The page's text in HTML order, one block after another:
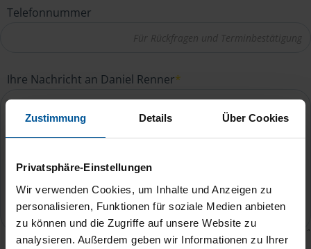
Zustimmung Details Über Cookies
Privatsphäre-Einstellungen
Wir verwenden Cookies, um Inhalte und Anzeigen zu
personalisieren, Funktionen für soziale Medien anbieten
zu können und die Zugriffe auf unsere Website zu
analysieren. Außerdem geben wir Informationen zu Ihrer
Telefonnummer
Ihre Nachricht an Daniel Renner*